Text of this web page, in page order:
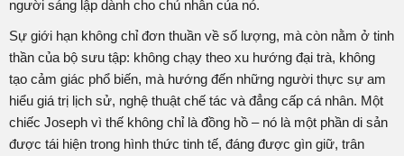
người sáng lập dành cho chủ nhân của nó.
Sự giới hạn không chỉ đơn thuần về số lượng, mà còn nằm ở tinh
thần của bộ sưu tập: không chạy theo xu hướng đại trà, không
tạo cảm giác phổ biến, mà hướng đến những người thực sự am
hiểu giá trị lịch sử, nghệ thuật chế tác và đẳng cấp cá nhân. Một
chiếc Joseph vì thế không chỉ là đồng hồ – nó là một phần di sản
được tái hiện trong hình thức tinh tế, đáng được gìn giữ, trân